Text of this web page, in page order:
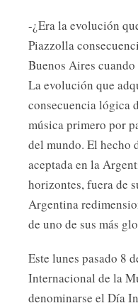
-¿Era la evolución
Piazzolla
Buenos Aires
La evolución que
consecuencia lógica
música primero por
del mundo. El hecho
aceptada en la
horizontes, fuera de
Argentina
de uno de sus más
Este lunes pasado 8
Internacional de la
denominarse el Día